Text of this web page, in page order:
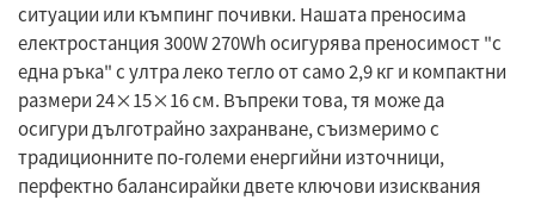
ситуации или къмпинг почивки. Нашата преносима
електростанция 300W 270Wh осигурява преносимост "с
една ръка" с ултра леко тегло от само 2,9 кг и компактни
размери 24×15×16 см. Въпреки това, тя може да
осигури дълготрайно захранване, съизмеримо с
традиционните по-големи енергийни източници,
перфектно балансирайки двете ключови изисквания